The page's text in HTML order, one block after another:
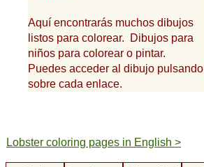
Aquí encontrarás muchos dibujos
listos para colorear. Dibujos para
niños para colorear o pintar.
Puedes acceder al dibujo pulsando
sobre cada enlace.
Lobster coloring pages in English >